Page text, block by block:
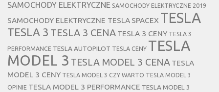
SAMOCHODY ELEKTRYCZNE SAMOCHODY ELEKTRYCZNE 2019
SAMOCHODY ELEKTRYCZNE TESLA SPACEX TESLA
TESLA 3 TESLA 3 CENA TESLA 3 CENY TESLA 3
PERFORMANCE TESLA AUTOPILOT TESLA CENY TESLA
MODEL 3 TESLA MODEL 3 CENA TESLA
MODEL 3 CENY TESLA MODEL 3 CZY WARTO TESLA MODEL 3
OPINIE TESLA MODEL 3 PERFORMANCE TESLA MODEL 3